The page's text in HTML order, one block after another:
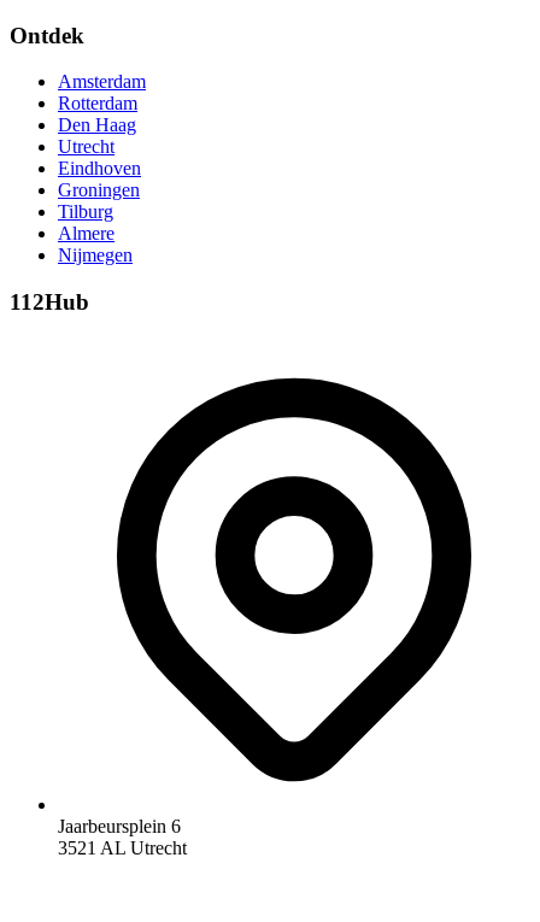
Ontdek
Amsterdam
Rotterdam
Den Haag
Utrecht
Eindhoven
Groningen
Tilburg
Almere
Nijmegen
112Hub
Jaarbeursplein 6
3521 AL Utrecht